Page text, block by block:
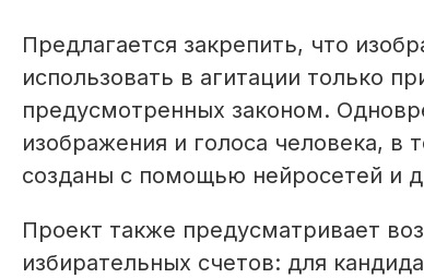
Предлагается закрепить, что
использовать в агитации только
предусмотренных законом.
изображения и голоса человека,
созданы с помощью нейросетей и
Проект также предусматривает
избирательных счетов: для